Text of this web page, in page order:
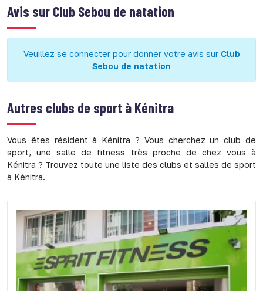
Avis sur Club Sebou de natation
Veuillez se connecter pour donner votre avis sur Club
Sebou de natation
Autres clubs de sport à Kénitra
Vous êtes résident à Kénitra ? Vous cherchez un club de
sport, une salle de fitness très proche de chez vous à
Kénitra ? Trouvez toute une liste des clubs et salles de sport
à Kénitra.